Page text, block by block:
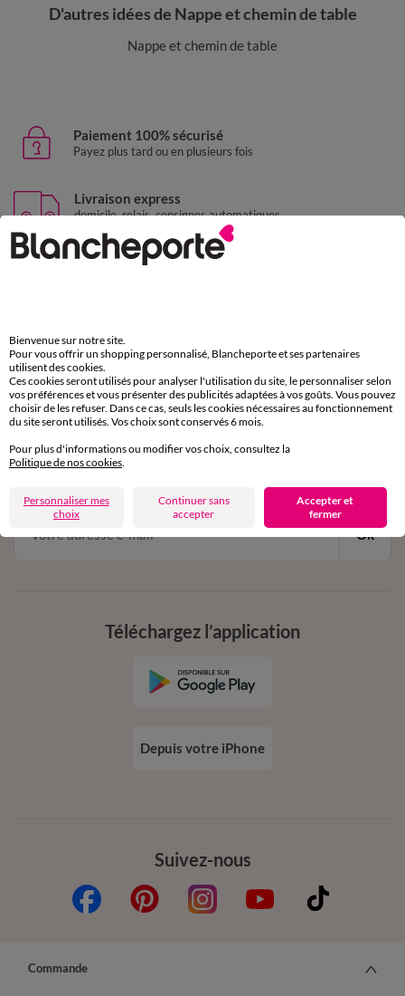
D'autres idées de Nappe et chemin de table
Nappe et chemin de table
Paiement 100% sécurisé
Payez plus tard ou en plusieurs fois
Livraison express
domicile, relais, consignes automatiques
Retours gratuits
par chat et par téléphone
de 8h00 à 20h00 du lundi au samedi
11€ Offerts
en vous inscrivant à la newsletter
conditions dans votre email de confirmation
Ok
Suivez-nous
Téléchargez l’application
Depuis votre iPhone
Commande
Bienvenue sur notre site.
Pour vous offrir un shopping personnalisé, Blancheporte et ses partenaires
utilisent des cookies.
Ces cookies seront utilisés pour analyser l'utilisation du site, le personnaliser selon
vos préférences et vous présenter des publicités adaptées à vos goûts. Vous pouvez
choisir de les refuser. Dans ce cas, seuls les cookies nécessaires au fonctionnement
du site seront utilisés. Vos choix sont conservés 6 mois.
Pour plus d'informations ou modifier vos choix, consultez la
Politique de nos cookies
Personnaliser mes
choix
Continuer sans
accepter
Accepter et
fermer